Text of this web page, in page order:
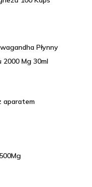
Płynny
Mg 30ml
aparatem